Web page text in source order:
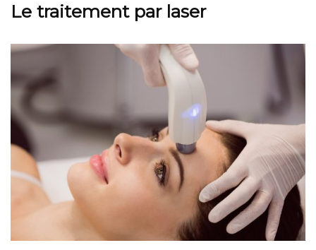
Le traitement par laser